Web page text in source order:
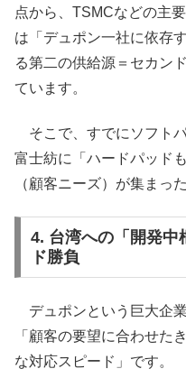
点から、TSMCなどの主
は「デュポン一社に依存
る第二の供給源＝セカン
ています。
そこで、すでにソフト
富士紡に「ハードパッド
（顧客ニーズ）が集まっ
4. 台湾への「開発中
ド勝負
デュポンという巨大企
「顧客の要望に合わせた
な対応スピード」です。